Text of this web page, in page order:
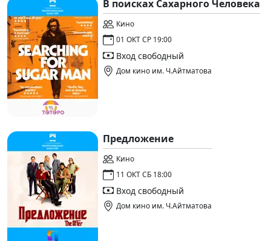
В поисках Сахарного Человека
Кино
01 ОКТ СР 19:00
Вход свободный
Дом кино им. Ч.Айтматова
Предложение
Кино
11 ОКТ СБ 18:00
Вход свободный
Дом кино им. Ч.Айтматова